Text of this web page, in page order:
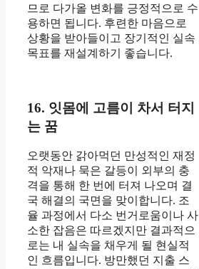
므로 다가올 변화를 긍정적으로 수
용하면 됩니다. 후련한 마음으로
상황을 받아들이고 장기적인 실속
목표를 재설계하기 좋습니다.
16. 잇몸에 고름이 차서 터지
는 꿈
오랫동안 갉아먹던 만성적인 재정
적 악재나 묵은 갈등이 외부의 충
격을 통해 한 번에 터져 나오며 결
국 해결의 국면을 맞이합니다. 조
율 과정에서 다소 번거로움이나 사
소한 잡음은 따르겠지만 결과적으
로는 내 실속을 채우게 될 현실적
인 흐름입니다. 방만했던 지출 스